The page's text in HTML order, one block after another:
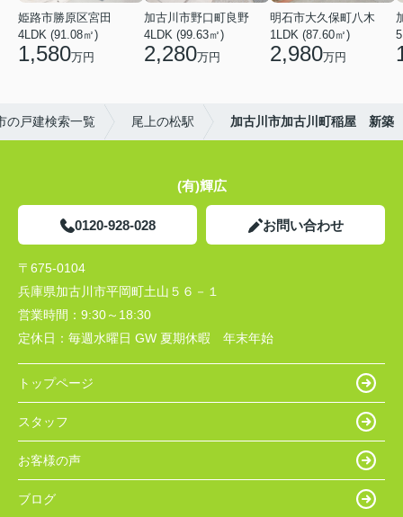
姫路市勝原区宮田
4LDK (91.08㎡)
1,580万円
加古川市野口町良野
4LDK (99.63㎡)
2,280万円
明石市大久保町八木
1LDK (87.60㎡)
2,980万円
の戸建検索一覧 尾上の松駅 加古川市加古川町稲屋 新築
(有)輝広
0120-928-028 お問い合わせ
〒675-0104
兵庫県加古川市平岡町土山５６－１
営業時間： 9:30～18:30
定休日： 毎週水曜日 GW 夏期休暇 年末年始
トップページ
スタッフ
お客様の声
ブログ